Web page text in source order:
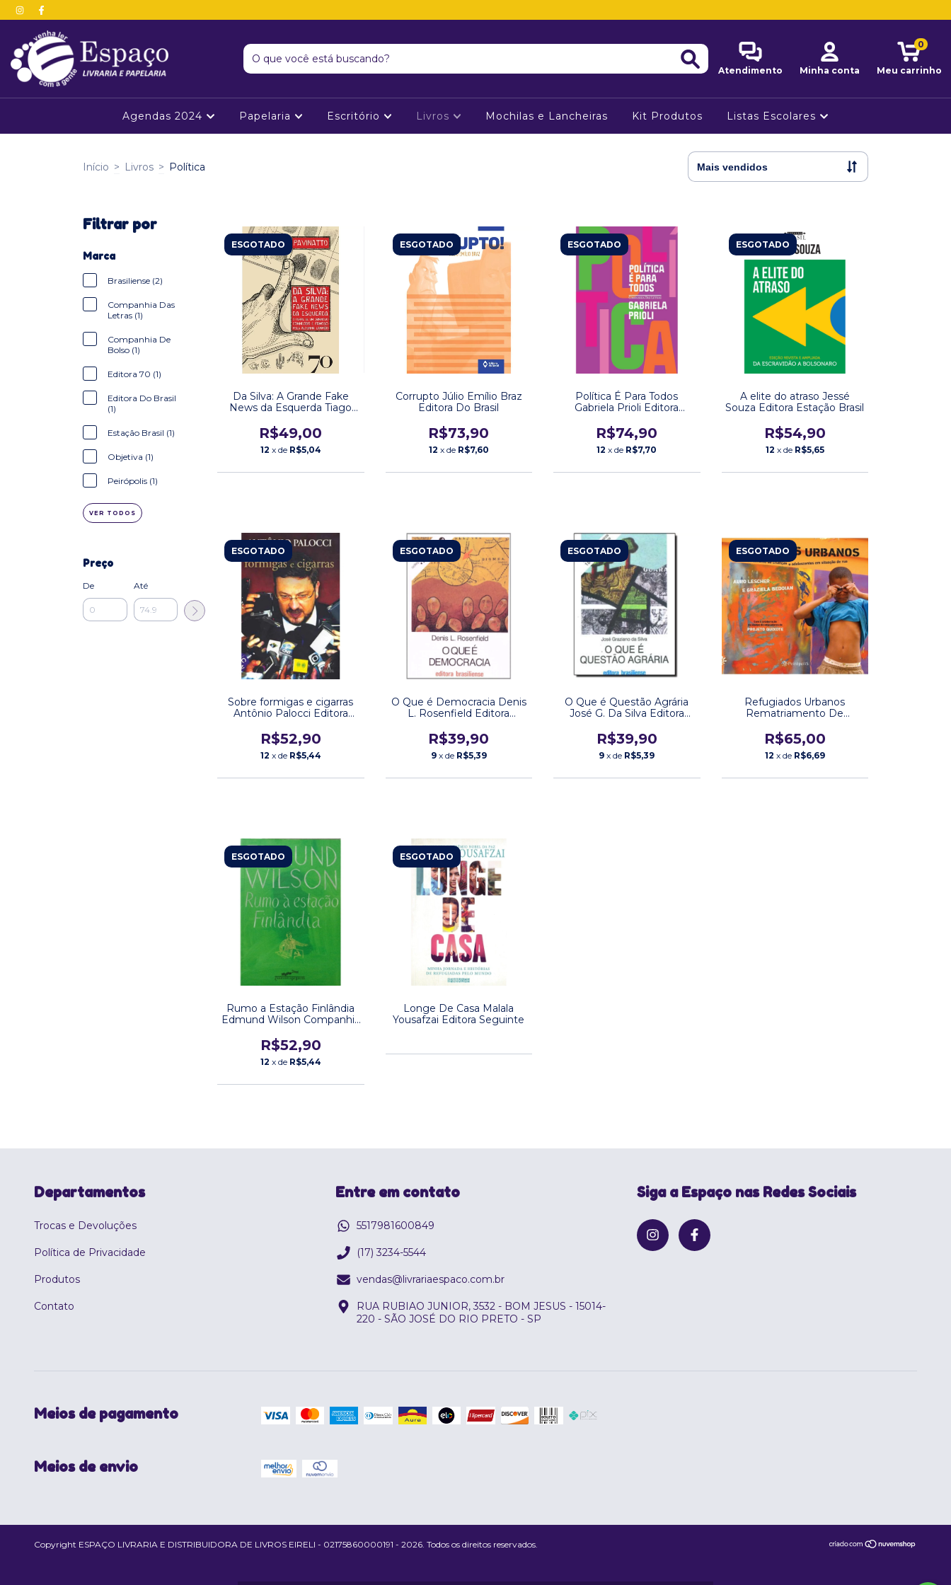
Atendimento Minha conta Meu carrinho
0
Agendas 2024 Papelaria Escritório Livros Mochilas e Lancheiras Kit Produtos Listas Escolares
Início > Livros > Política
Filtrar por
Marca
Brasiliense (2)
Companhia Das
Letras (1)
Companhia De
Bolso (1)
Editora 70 (1)
Editora Do Brasil
(1)
Estação Brasil (1)
Objetiva (1)
Peirópolis (1)
VER TODOS
Preço
De Até
ESGOTADO
Da Silva: A Grande Fake
News da Esquerda Tiago
R$49,00
12 x de R$5,04
ESGOTADO
Corrupto Júlio Emílio Braz
Editora Do Brasil
R$73,90
12 x de R$7,60
ESGOTADO
Política É Para Todos
Gabriela Prioli Editora
R$74,90
12 x de R$7,70
ESGOTADO
A elite do atraso Jessé
Souza Editora Estação Brasil
R$54,90
12 x de R$5,65
ESGOTADO
Sobre formigas e cigarras
Antônio Palocci Editora
R$52,90
12 x de R$5,44
ESGOTADO
O Que é Democracia Denis
L. Rosenfield Editora
R$39,90
9 x de R$5,39
ESGOTADO
O Que é Questão Agrária
José G. Da Silva Editora
R$39,90
9 x de R$5,39
ESGOTADO
Refugiados Urbanos
Rematriamento De
Em Situação de Rua Auro
Danny Lescher Editora
Peirópolis
R$65,00
12 x de R$6,69
ESGOTADO
Rumo a Estação Finlândia
Edmund Wilson Companhia
R$52,90
12 x de R$5,44
ESGOTADO
Longe De Casa Malala
Yousafzai Editora Seguinte
Departamentos
Trocas e Devoluções
Política de Privacidade
Produtos
Contato
Entre em contato
5517981600849
(17) 3234-5544
vendas@livrariaespaco.com.br
RUA RUBIAO JUNIOR, 3532 - BOM JESUS - 15014-
220 - SÃO JOSÉ DO RIO PRETO - SP
Siga a Espaço nas Redes Sociais
Meios de pagamento
Meios de envio
Copyright ESPAÇO LIVRARIA E DISTRIBUIDORA DE LIVROS EIRELI - 02175860000191 - 2026. Todos os direitos reservados.